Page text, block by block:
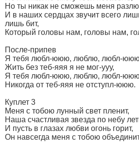
Но ты никак не cможешь меня
И в наших сердцах звучит всего
лишь бит,
Который головы нам, головы нам,
После-припев
Я тебя любл-ююю, люблю, любл-
Жить без теб-яяя я не мог-ууу,
Я тебя любл-ююю, люблю, любл-
Никогда от теб-яяя не отступл-ююю.
Куплет 3
Меня с тобою лунный свет пленит,
Наша счастливая звезда по небу
И пусть в глазах любви огонь горит,
Он навсегда меня с тобою